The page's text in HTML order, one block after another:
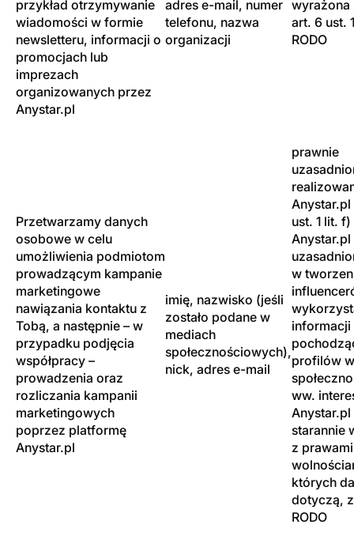
przykład otrzymywanie
wiadomości w formie
newsletteru, informacji o
promocjach lub
imprezach
organizowanych przez
Anystar.pl
adres e-mail, numer
telefonu, nazwa
organizacji
wyrażona
art. 6 ust.
RODO
Przetwarzamy danych
osobowe w celu
umożliwienia podmiotom
prowadzącym kampanie
marketingowe
nawiązania kontaktu z
Tobą, a następnie – w
przypadku podjęcia
współpracy –
prowadzenia oraz
rozliczania kampanii
marketingowych
poprzez platformę
Anystar.pl
imię, nazwisko (jeśli
zostało podane w
mediach
społecznościowych),
nick, adres e-mail
prawnie
Anystar.pl
ust. 1 lit. f)
Anystar.pl
w
informacji
profilów
ww.
Anystar.pl
starannie
z
których
dotyczą,
RODO